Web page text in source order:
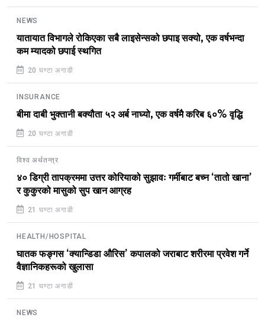
NEWS
यातायात विभागले रोकिएका सबै लाइसेन्सको छपाइ सक्यो, एक वर्षभन्दा
कम म्यादको छपाई स्थगित
20 घण्टा अगाडी
INSURANCE
बीमा दाबी भुक्तानी बक्यौता ५२ अर्ब नाघ्यो, एक वर्षमै करिब ६०% वृद्धि
20 घण्टा अगाडी
विश्व अर्थतन्त्र
४० डिग्री तापक्रममा उत्तर कोरियाको सुझावः गर्मीबाट बच्न ‘तातो खाना’
र कुकुरको मासुको सुप खान आग्रह
21 घण्टा अगाडी
HEALTH/HOSPITAL
घातक फङ्गस ‘क्यान्डिडा औरिस’ कपालको जराबाट शरीरमा प्रवेश गर्ने
वैज्ञानिकहरूको खुलासा
21 घण्टा अगाडी
NEWS